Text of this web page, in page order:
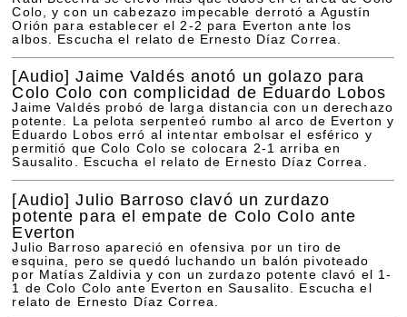
Colo, y con un cabezazo impecable derrotó a Agustín
Orión para establecer el 2-2 para Everton ante los
albos. Escucha el relato de Ernesto Díaz Correa.
[Audio] Jaime Valdés anotó un golazo para
Colo Colo con complicidad de Eduardo Lobos
Jaime Valdés probó de larga distancia con un derechazo
potente. La pelota serpenteó rumbo al arco de Everton y
Eduardo Lobos erró al intentar embolsar el esférico y
permitió que Colo Colo se colocara 2-1 arriba en
Sausalito. Escucha el relato de Ernesto Díaz Correa.
[Audio] Julio Barroso clavó un zurdazo
potente para el empate de Colo Colo ante
Everton
Julio Barroso apareció en ofensiva por un tiro de
esquina, pero se quedó luchando un balón pivoteado
por Matías Zaldivia y con un zurdazo potente clavó el 1-
1 de Colo Colo ante Everton en Sausalito. Escucha el
relato de Ernesto Díaz Correa.